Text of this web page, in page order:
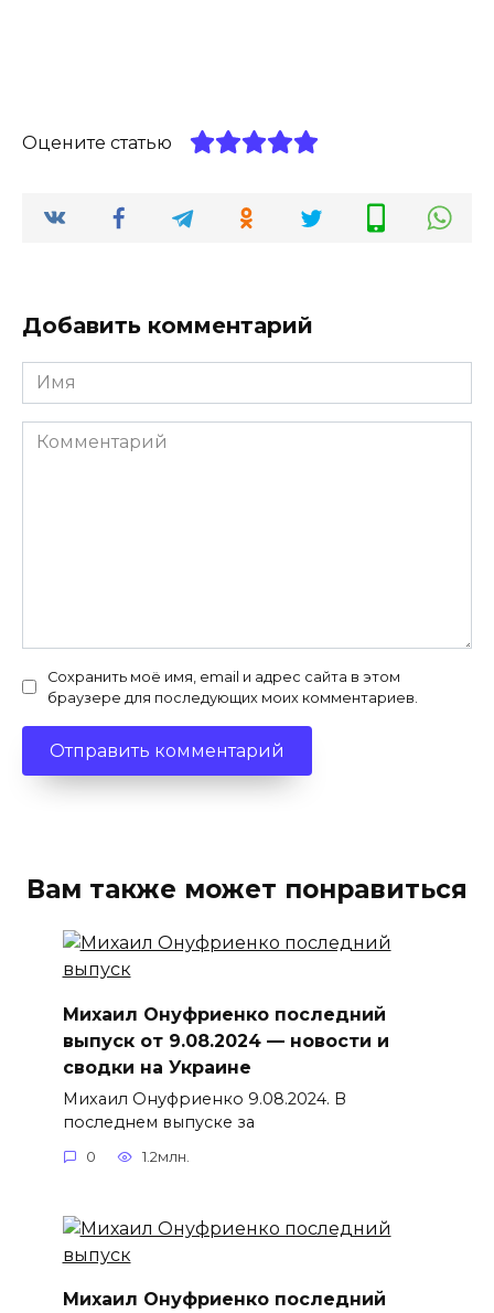
Оцените статью
Добавить комментарий
Имя
*
Комментарий
Сохранить моё имя, email и адрес сайта в этом
браузере для последующих моих комментариев.
Вам также может понравиться
Михаил Онуфриенко последний
выпуск от 9.08.2024 — новости и
сводки на Украине
Михаил Онуфриенко 9.08.2024. В
последнем выпуске за
0 1.2млн.
Михаил Онуфриенко последний